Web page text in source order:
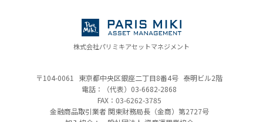
株式会社パリミキアセットマネジメント
〒104-0061 東京都中央区銀座二丁目8番4号 泰明ビル2階
電話：（代表） 03-6682-2868
FAX：03-6262-3785
金融商品取引業者 関東財務局長（金商） 第2727号